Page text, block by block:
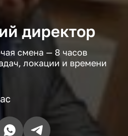
директор
смена — 8 часов
локации и времени